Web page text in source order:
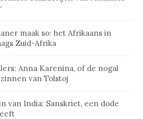
maak so: het Afrikaans in
Zuid-Afrika
Anna Karenina, of de nogal
van Tolstoj
van India: Sanskriet, een dode